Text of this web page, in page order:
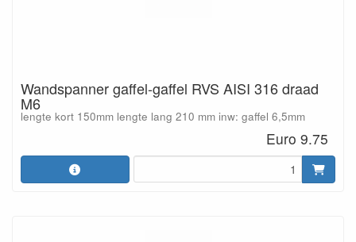
Wandspanner gaffel-gaffel RVS AISI 316 draad
M6
lengte kort 150mm lengte lang 210 mm inw: gaffel 6,5mm
Euro 9.75